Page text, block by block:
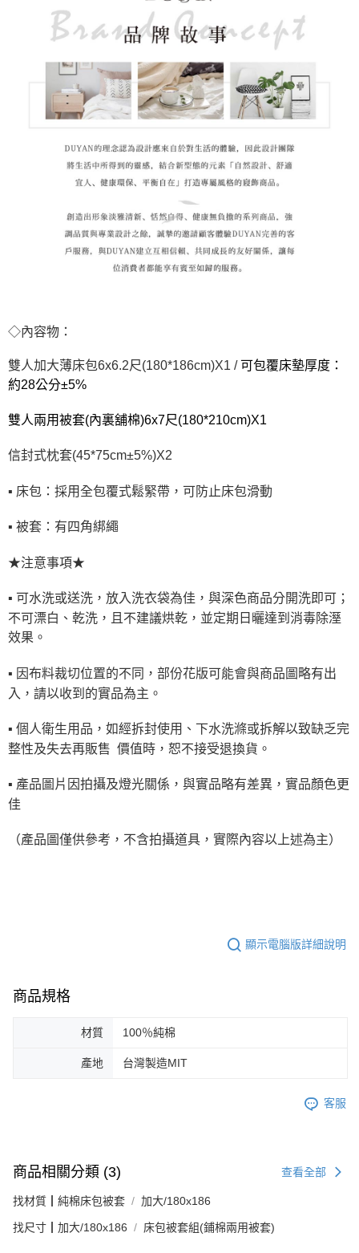
◇內容物：
雙人加大薄床包6x6.2尺(180*186cm)X1 /可包覆床墊厚度：
約28公分±5%
雙人兩用被套(內裏舖棉)6x7尺(180*210cm)X1
信封式枕套(45*75cm±5%)X2
▪ 床包：採用全包覆式鬆緊帶，可防止床包滑動
▪ 被套：有四角綁繩
★注意事項★
▪ 可水洗或送洗，放入洗衣袋為佳，與深色商品分開洗即可；
不可漂白、乾洗，且不建議烘乾，並定期日曬達到消毒除溼
效果。
▪ 因布料裁切位置的不同，部份花版可能會與商品圖略有出
入，請以收到的實品為主。
▪ 個人衛生用品，如經拆封使用、下水洗滌或拆解以致缺乏完
整性及失去再販售 價值時，恕不接受退換貨。
▪ 產品圖片因拍攝及燈光關係，與實品略有差異，實品顏色更
佳
（產品圖僅供參考，不含拍攝道具，實際內容以上述為主）
顯示電腦版詳細說明
商品規格
材質 100％純棉
產地 台灣製造MIT
客服
商品相關分類 (3) 查看全部
找材質┃純棉床包被套 加大/180x186
找尺寸┃加大/180x186 床包被套組(鋪棉兩用被套)